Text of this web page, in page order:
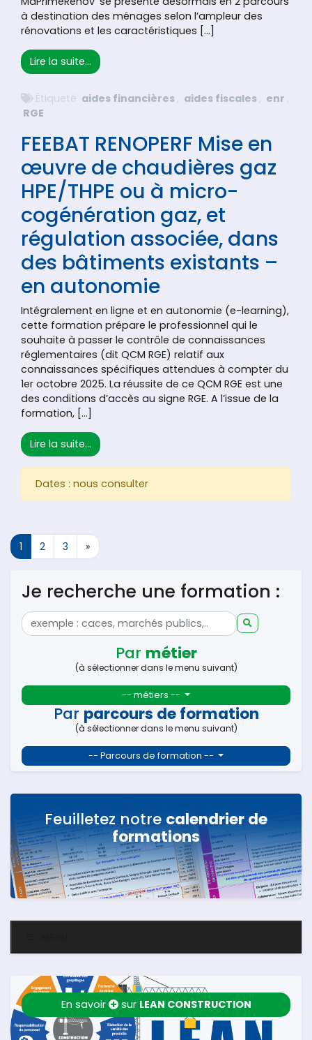
Je recherche une formation :
Par métier
(à sélectionner dans le menu suivant)
-- métiers --
Par parcours de formation
(à sélectionner dans le menu suivant)
-- Parcours de formation --
Feuilletez notre calendrier de
formations
En savoir sur LEAN CONSTRUCTION
à destination des ménages selon l’ampleur des
rénovations et les caractéristiques […]
Lire la suite… from Aides à la rénovation énergétique :
Étiqueté aides financières , aides fiscales , enr ,
RGE
FEEBAT RENOPERF Mise en
œuvre de chaudières gaz
HPE/THPE ou à micro-
cogénération gaz, et
régulation associée, dans
des bâtiments existants –
en autonomie
Intégralement en ligne et en autonomie (e-learning),
cette formation prépare le professionnel qui le
souhaite à passer le contrôle de connaissances
réglementaires (dit QCM RGE) relatif aux
connaissances spécifiques attendues à compter du
1er octobre 2025. La réussite de ce QCM RGE est une
des conditions d’accès au signe RGE. A l’issue de la
formation, […]
Lire la suite… from FEEBAT RENOPERF Mise en œuvre
Dates : nous consulter
Navigation dans les articles
1 2 3 »